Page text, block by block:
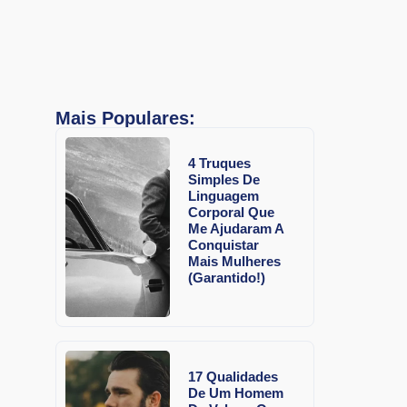
Mais Populares:
4 Truques
Simples De
Linguagem
Corporal Que
Me Ajudaram A
Conquistar
Mais Mulheres
(Garantido!)
17 Qualidades
De Um Homem